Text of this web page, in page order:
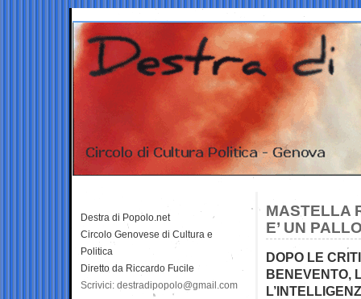
MASTELLA
E’ UN
DOPO LE
BENEVENTO,
Destra di Popolo.net
Circolo Genovese di Cultura e
Politica
Diretto da Riccardo Fucile
Scrivici: destradipopolo@gmail.com